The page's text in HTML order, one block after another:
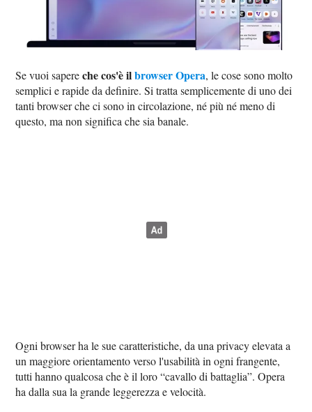
Se vuoi sapereche cos'è ilbrowser Opera, le cose sono molto
semplici e rapide da definire. Si tratta semplicemente di uno dei
tanti browser che ci sono in circolazione, né più né meno di
questo, ma non significa che sia banale.
Ogni browser ha le sue caratteristiche, da una privacy elevata a
un maggiore orientamento verso l'usabilità in ogni frangente,
tutti hanno qualcosa che è il loro “cavallo di battaglia”. Opera
ha dalla sua la grande leggerezza e velocità.